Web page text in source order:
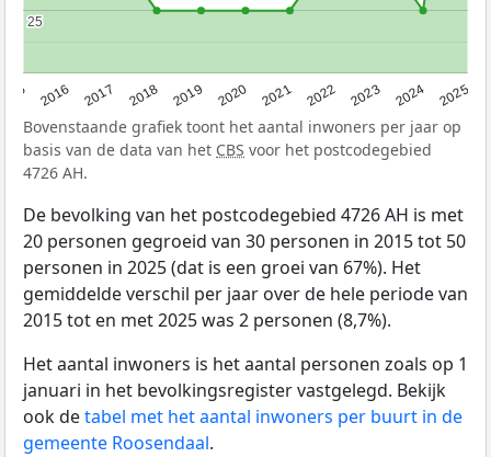
2016 2017 2018 2019 2020 2021 2022 2023 2024 2025
25
25
Bovenstaande grafiek toont het aantal inwoners per jaar op
basis van de data van het CBS voor het postcodegebied
4726 AH.
De bevolking van het postcodegebied 4726 AH is met
20 personen gegroeid van 30 personen in 2015 tot 50
personen in 2025 (dat is een groei van 67%). Het
gemiddelde verschil per jaar over de hele periode van
2015 tot en met 2025 was 2 personen (8,7%).
Het aantal inwoners is het aantal personen zoals op 1
januari in het bevolkingsregister vastgelegd. Bekijk
ook detabel met het aantal inwoners per buurt in de
gemeente Roosendaal.